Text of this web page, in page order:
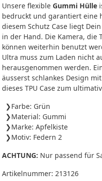
Unsere flexible Gummi Hülle
bedruckt und garantiert eine
diesem Schutz Case liegt
in der Hand. Die Kamera, die
können weiterhin benutzt
Ultra muss zum Laden nicht
herausgenommen werden.
äusserst schlankes Design
dieses TPU Case zum
Farbe: Grün
Material: Gummi
Marke: Apfelkiste
Motiv: Federn 2
ACHTUNG: Nur passend für
Artikelnummer: 213126